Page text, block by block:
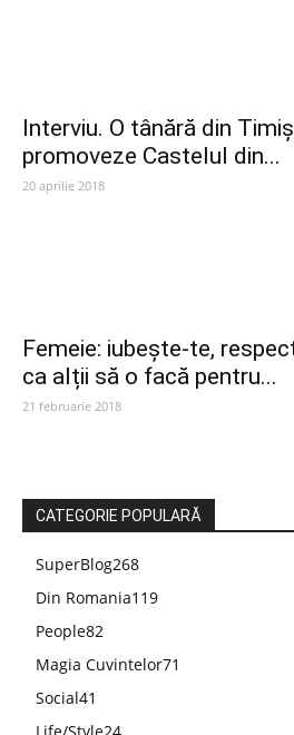
Interviu. O tânără din
promoveze Castelul din...
20 aprilie 2018
Femeie: iubește-te,
ca alții să o facă pentru...
21 februarie 2018
CATEGORIE POPULARĂ
SuperBlog268
Din Romania119
People82
Magia Cuvintelor71
Social41